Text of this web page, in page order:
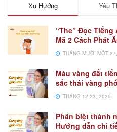
Xu Hướng Yêu
“The” Đọc Tiếng
Mã 2 Cách Phát
THÁNG MƯỜI MỘT
Màu vàng đất
sắc thái vàng
THÁNG 12 23, 2025
Phân biệt thành
Hướng dẫn chi